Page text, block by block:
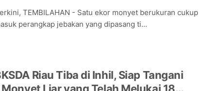
TEMBILAHAN - Satu ekor monyet berukuran cukup
perangkap jebakan yang dipasang ti...
Riau Tiba di Inhil, Siap Tangani